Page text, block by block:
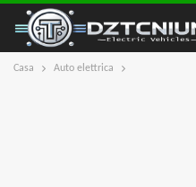
Casa Auto elettrica